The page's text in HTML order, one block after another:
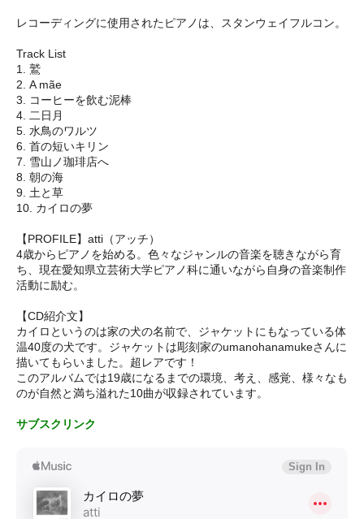
レコーディングに使用されたピアノは、スタンウェイフルコン。
Track List
1. 鷲
2. A mãe
3. コーヒーを飲む泥棒
4. 二日月
5. 水鳥のワルツ
6. 首の短いキリン
7. 雪山ノ珈琲店へ
8. 朝の海
9. 土と草
10. カイロの夢
【PROFILE】atti（アッチ）
4歳からピアノを始める。色々なジャンルの音楽を聴きながら育
ち、現在愛知県立芸術大学ピアノ科に通いながら自身の音楽制作
活動に励む。
【CD紹介文】
カイロというのは家の犬の名前で、ジャケットにもなっている体
温40度の犬です。ジャケットは彫刻家のumanohanamukeさんに
描いてもらいました。超レアです！
このアルバムでは19歳になるまでの環境、考え、感覚、様々なも
のが自然と満ち溢れた10曲が収録されています。
サブスクリンク